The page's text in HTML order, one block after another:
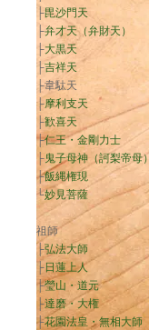
├毘沙門天
├弁才天（弁財天）
├大黒天
├吉祥天
├韋駄天
├摩利支天
├歓喜天
├仁王・金剛力士
├鬼子母神（訶梨帝母）
├飯縄権現
└妙見菩薩
祖師
├弘法大師
├日蓮上人
├瑩山・道元
├達磨・大権
├花園法皇・無相大師